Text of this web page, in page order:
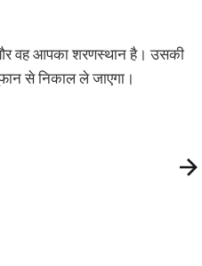
वह आपका शरणस्थान है। उसकी
से निकाल ले जाएगा।